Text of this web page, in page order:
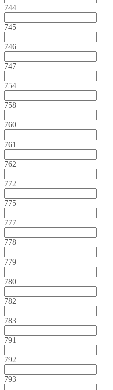
744
745
746
747
754
758
760
761
762
772
775
777
778
779
780
782
783
791
792
793